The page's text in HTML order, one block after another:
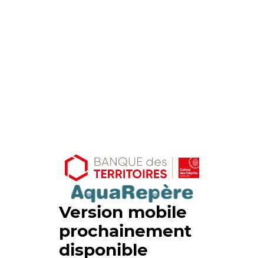
Version mobile
prochainement
disponible